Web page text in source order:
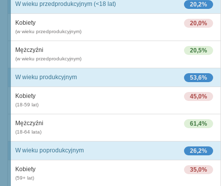
20,2%
W wieku przedprodukcyjnym (<18 lat)
20,0%
Kobiety
(w wieku przedprodukcyjnym)
20,5%
Mężczyźni
(w wieku przedprodukcyjnym)
53,6%
W wieku produkcyjnym
45,0%
Kobiety
(18-59 lat)
61,4%
Mężczyźni
(18-64 lata)
26,2%
W wieku poprodukcyjnym
35,0%
Kobiety
(59+ lat)